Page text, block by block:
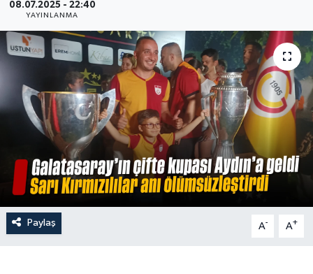
08.07.2025 - 22:40
YAYINLANMA
Paylaş A- A+